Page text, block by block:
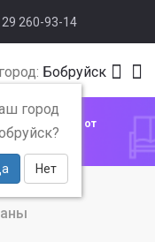
29 260-93-14
Бобруйск
город
Нет
ставкой 4% от